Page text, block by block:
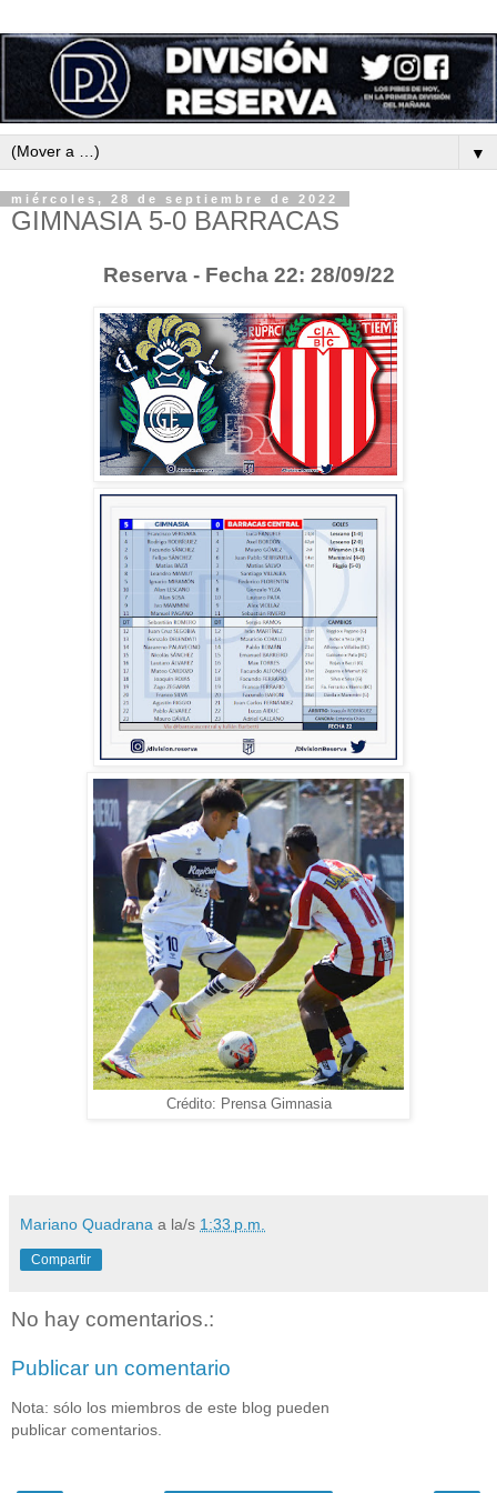
▼
miércoles, 28 de septiembre de 2022
GIMNASIA 5-0 BARRACAS
Reserva - Fecha 22: 28/09/22
Crédito: Prensa Gimnasia
Mariano Quadrana a la/s 1:33 p.m.
Compartir
No hay comentarios.:
Publicar un comentario
Nota: sólo los miembros de este blog pueden
publicar comentarios.